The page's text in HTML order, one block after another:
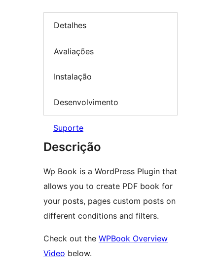
Detalhes
Avaliações
Instalação
Desenvolvimento
Suporte
Descrição
Wp Book is a WordPress Plugin that
allows you to create PDF book for
your posts, pages custom posts on
different conditions and filters.
Check out the WPBook Overview
Video below.